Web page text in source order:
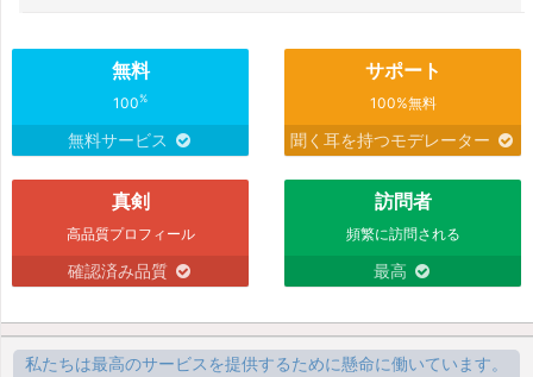
無料
100%
無料サービス
サポート
100%無料
聞く耳を持つモデレーター
真剣
高品質プロフィール
確認済み品質
訪問者
頻繁に訪問される
最高
私たちは最高のサービスを提供するために懸命に働いています。